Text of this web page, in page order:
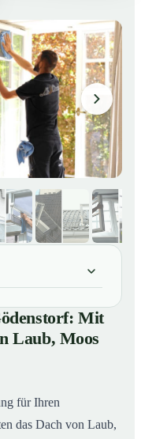
Mit speziellem
eines
Mit
Laub, Moos
für Ihren
das Dach von Laub,